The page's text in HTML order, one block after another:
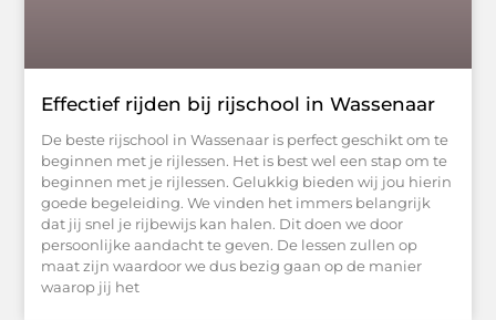
Effectief rijden bij rijschool in Wassenaar
De beste rijschool in Wassenaar is perfect geschikt om te
beginnen met je rijlessen. Het is best wel een stap om te
beginnen met je rijlessen. Gelukkig bieden wij jou hierin
goede begeleiding. We vinden het immers belangrijk
dat jij snel je rijbewijs kan halen. Dit doen we door
persoonlijke aandacht te geven. De lessen zullen op
maat zijn waardoor we dus bezig gaan op de manier
waarop jij het